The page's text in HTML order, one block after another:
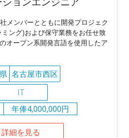
メンバーとともに開発プロジェク
ミング)および保守業務をお任せ致
オープン系開発言語を使用したア
名古屋市西区
IT
年俸4,000,000円
詳細を見る